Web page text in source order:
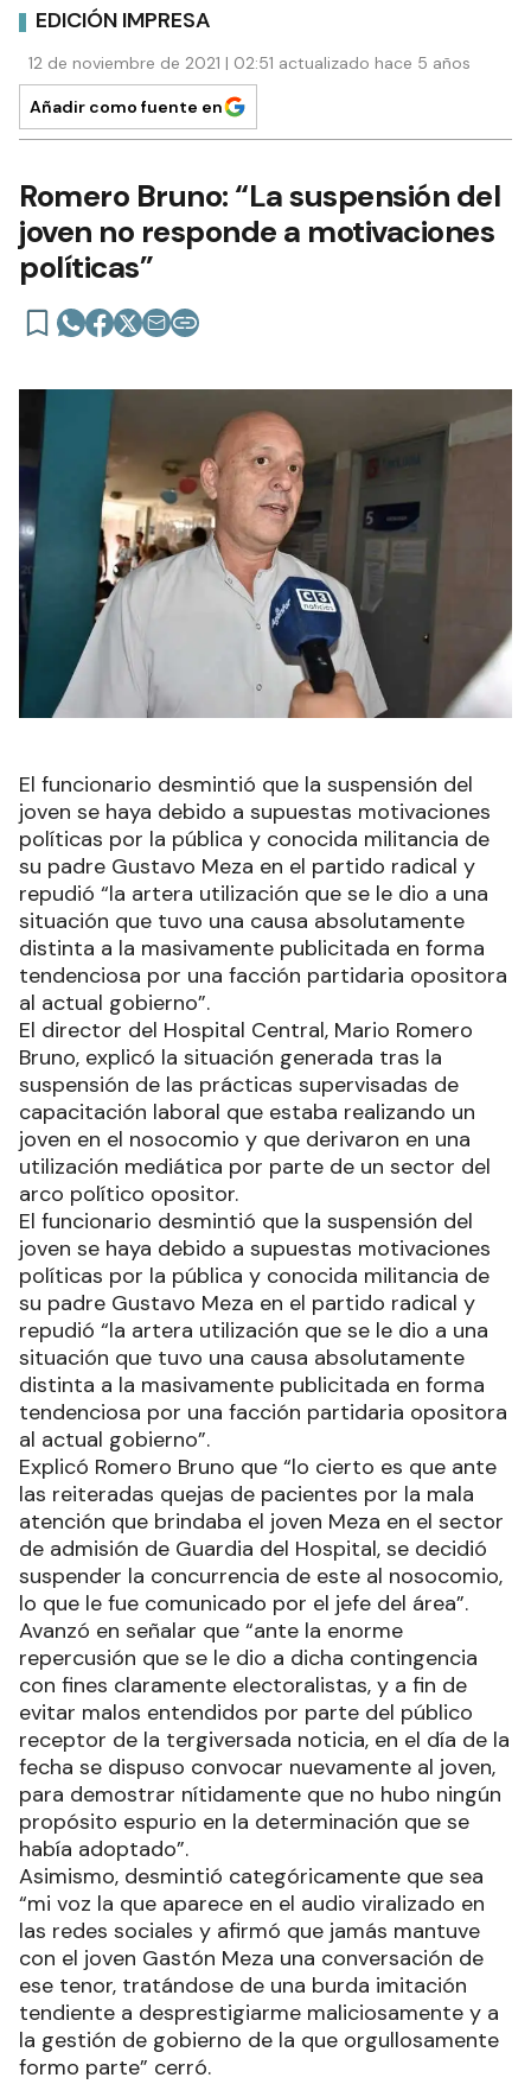
EDICIÓN IMPRESA
12 de noviembre de 2021 | 02:51 actualizado hace 5 años
Añadir como fuente en
Romero Bruno: “La suspensión del
joven no responde a motivaciones
políticas”
El funcionario desmintió que la suspensión del
joven se haya debido a supuestas motivaciones
políticas por la pública y conocida militancia de
su padre Gustavo Meza en el partido radical y
repudió “la artera utilización que se le dio a una
situación que tuvo una causa absolutamente
distinta a la masivamente publicitada en forma
tendenciosa por una facción partidaria opositora
al actual gobierno”.
El director del Hospital Central, Mario Romero
Bruno, explicó la situación generada tras la
suspensión de las prácticas supervisadas de
capacitación laboral que estaba realizando un
joven en el nosocomio y que derivaron en una
utilización mediática por parte de un sector del
arco político opositor.
El funcionario desmintió que la suspensión del
joven se haya debido a supuestas motivaciones
políticas por la pública y conocida militancia de
su padre Gustavo Meza en el partido radical y
repudió “la artera utilización que se le dio a una
situación que tuvo una causa absolutamente
distinta a la masivamente publicitada en forma
tendenciosa por una facción partidaria opositora
al actual gobierno”.
Explicó Romero Bruno que “lo cierto es que ante
las reiteradas quejas de pacientes por la mala
atención que brindaba el joven Meza en el sector
de admisión de Guardia del Hospital, se decidió
suspender la concurrencia de este al nosocomio,
lo que le fue comunicado por el jefe del área”.
Avanzó en señalar que “ante la enorme
repercusión que se le dio a dicha contingencia
con fines claramente electoralistas, y a fin de
evitar malos entendidos por parte del público
receptor de la tergiversada noticia, en el día de la
fecha se dispuso convocar nuevamente al joven,
para demostrar nítidamente que no hubo ningún
propósito espurio en la determinación que se
había adoptado”.
Asimismo, desmintió categóricamente que sea
“mi voz la que aparece en el audio viralizado en
las redes sociales y afirmó que jamás mantuve
con el joven Gastón Meza una conversación de
ese tenor, tratándose de una burda imitación
tendiente a desprestigiarme maliciosamente y a
la gestión de gobierno de la que orgullosamente
formo parte” cerró.